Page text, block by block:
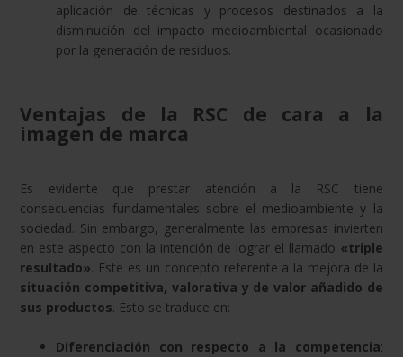
aplicación de técnicas y procesos destinados a la
disminución del impacto medioambiental ocasionado
por la generación de residuos.
Ventajas de la RSC de cara a la
imagen de marca
Es evidente que prestar atención a la RSC tiene
consecuencias fundamentales sobre el medioambiente y la
sociedad. Sin embargo, generalmente las empresas invierten
en este aspecto con la intención de lograr el llamado «triple
resultado». Este es un concepto referente a la mejora de la
situación competitiva, valorativa y de valor añadido de
sus productos. Esto se traduce en:
Diferenciación con respecto a la competencia: